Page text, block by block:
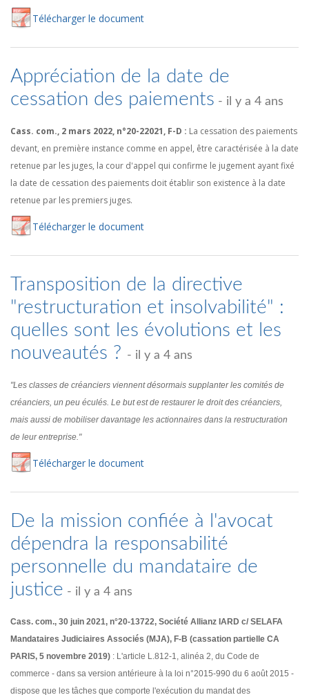
Télécharger le document
Appréciation de la date de
cessation des paiements - il y a 4 ans
Cass. com., 2 mars 2022, n°20-22021, F-D : La cessation des paiements
devant, en première instance comme en appel, être caractérisée à la date
retenue par les juges, la cour d'appel qui confirme le jugement ayant fixé
la date de cessation des paiements doit établir son existence à la date
retenue par les premiers juges.
Télécharger le document
Transposition de la directive
"restructuration et insolvabilité" :
quelles sont les évolutions et les
nouveautés ? - il y a 4 ans
"Les classes de créanciers viennent désormais supplanter les comités de
créanciers, un peu éculés. Le but est de restaurer le droit des créanciers,
mais aussi de mobiliser davantage les actionnaires dans la restructuration
de leur entreprise."
Télécharger le document
De la mission confiée à l'avocat
dépendra la responsabilité
personnelle du mandataire de
justice - il y a 4 ans
Cass. com., 30 juin 2021, n°20-13722, Société Allianz IARD c/ SELAFA
Mandataires Judiciaires Associés (MJA), F-B (cassation partielle CA
PARIS, 5 novembre 2019) : L'article L.812-1, alinéa 2, du Code de
commerce - dans sa version antérieure à la loi n°2015-990 du 6 août 2015 -
dispose que les tâches que comporte l'exécution du mandat des